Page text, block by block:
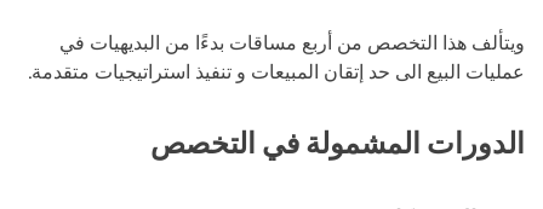
ويتألف هذا التخصص من أربع مساقات بدءًا من البديهيات في
عمليات البيع الى حد إتقان المبيعات و تنفيذ استراتيجيات متقدمة.
الدورات المشمولة في التخصص